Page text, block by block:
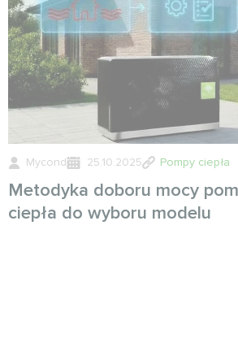
Mycond 25.10.2025 Pompy ciepła
Metodyka doboru mocy
ciepła do wyboru modelu